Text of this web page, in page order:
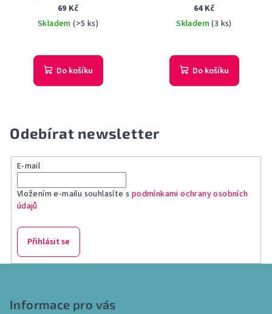
69 Kč
Skladem(>5 ks)
Do košíku
64 Kč
Skladem(3 ks)
Do košíku
Odebírat newsletter
E-mail
Vložením e-mailu souhlasíte s podmínkami ochrany osobních
údajů
Přihlásit se
Informace pro vás